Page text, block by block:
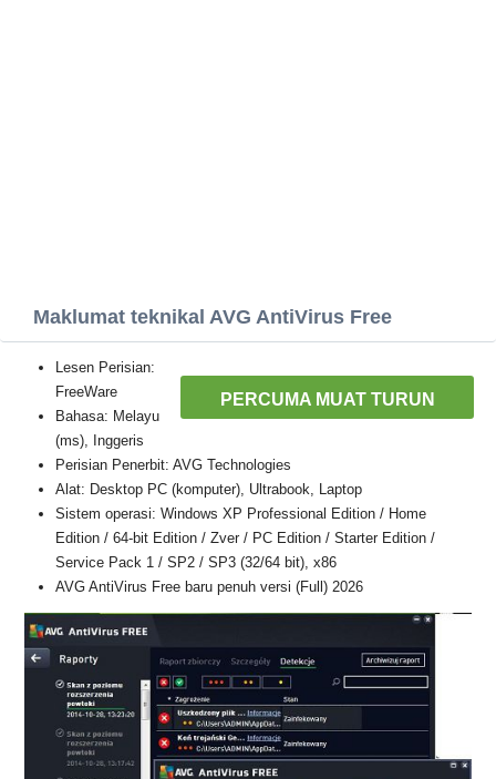
Maklumat teknikal AVG AntiVirus Free
PERCUMA MUAT TURUN
Lesen Perisian:
FreeWare
Bahasa: Melayu
(ms), Inggeris
Perisian Penerbit: AVG Technologies
Alat: Desktop PC (komputer), Ultrabook, Laptop
Sistem operasi: Windows XP Professional Edition / Home
Edition / 64-bit Edition / Zver / PC Edition / Starter Edition /
Service Pack 1 / SP2 / SP3 (32/64 bit), x86
AVG AntiVirus Free baru penuh versi (Full) 2026